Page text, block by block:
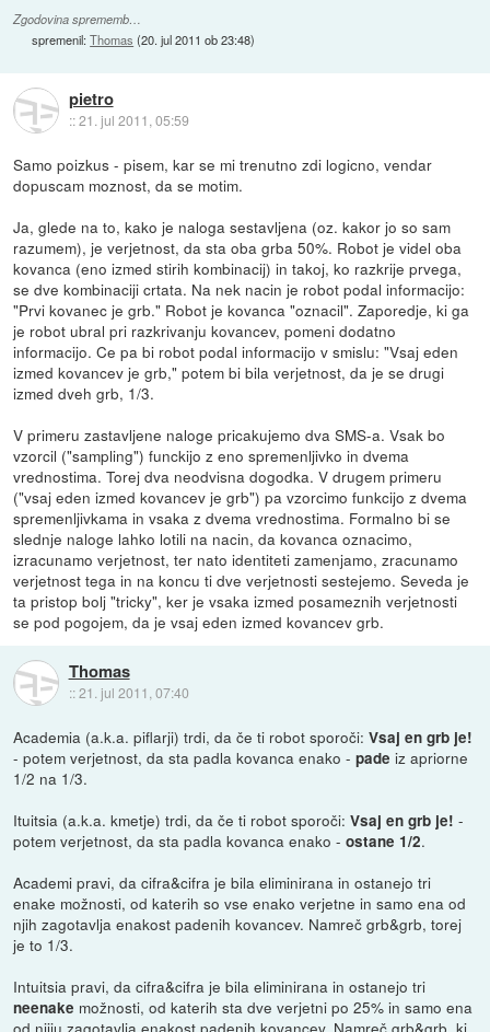
Zgodovina sprememb…
spremenil:Thomas (20. jul 2011 ob 23:48)
pietro
::21. jul 2011, 05:59
Samo poizkus - pisem, kar se mi trenutno zdi logicno, vendar
dopuscam moznost, da se motim.
Ja, glede na to, kako je naloga sestavljena (oz. kakor jo so sam
razumem), je verjetnost, da sta oba grba 50%. Robot je videl oba
kovanca (eno izmed stirih kombinacij) in takoj, ko razkrije prvega,
se dve kombinaciji crtata. Na nek nacin je robot podal informacijo:
"Prvi kovanec je grb." Robot je kovanca "oznacil". Zaporedje, ki ga
je robot ubral pri razkrivanju kovancev, pomeni dodatno
informacijo. Ce pa bi robot podal informacijo v smislu: "Vsaj eden
izmed kovancev je grb," potem bi bila verjetnost, da je se drugi
izmed dveh grb, 1/3.
V primeru zastavljene naloge pricakujemo dva SMS-a. Vsak bo
vzorcil ("sampling") funckijo z eno spremenljivko in dvema
vrednostima. Torej dva neodvisna dogodka. V drugem primeru
("vsaj eden izmed kovancev je grb") pa vzorcimo funkcijo z dvema
spremenljivkama in vsaka z dvema vrednostima. Formalno bi se
slednje naloge lahko lotili na nacin, da kovanca oznacimo,
izracunamo verjetnost, ter nato identiteti zamenjamo, zracunamo
verjetnost tega in na koncu ti dve verjetnosti sestejemo. Seveda je
ta pristop bolj "tricky", ker je vsaka izmed posameznih verjetnosti
se pod pogojem, da je vsaj eden izmed kovancev grb.
Thomas
::21. jul 2011, 07:40
Academia (a.k.a. piflarji) trdi, da če ti robot sporoči:Vsaj en grb je!
- potem verjetnost, da sta padla kovanca enako -padeiz apriorne
1/2 na 1/3.
Ituitsia (a.k.a. kmetje) trdi, da če ti robot sporoči:Vsaj en grb je! -
potem verjetnost, da sta padla kovanca enako -ostane 1/2.
Academi pravi, da cifra&cifra je bila eliminirana in ostanejo tri
enake možnosti, od katerih so vse enako verjetne in samo ena od
njih zagotavlja enakost padenih kovancev. Namreč grb&grb, torej
je to 1/3.
Intuitsia pravi, da cifra&cifra je bila eliminirana in ostanejo tri
neenake možnosti, od katerih sta dve verjetni po 25% in samo ena